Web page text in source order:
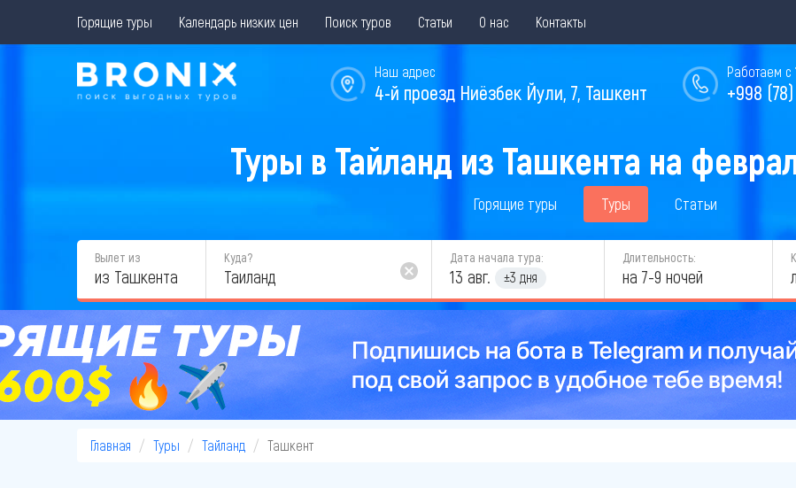
Горящие туры Календарь низких цен Поиск туров Статьи О нас Контакты
Работаем с
+998
Наш адрес
4-й проезд Ниёзбек Йули, 7, Ташкент
Туры в Тайланд из Ташкента на
Горящие туры Туры Статьи
Вылет из
из Ташкента
Куда? Дата начала тура:
13 авг. ±3 дня
Длительность:
на 7-9 ночей
Главная Туры Тайланд Ташкент